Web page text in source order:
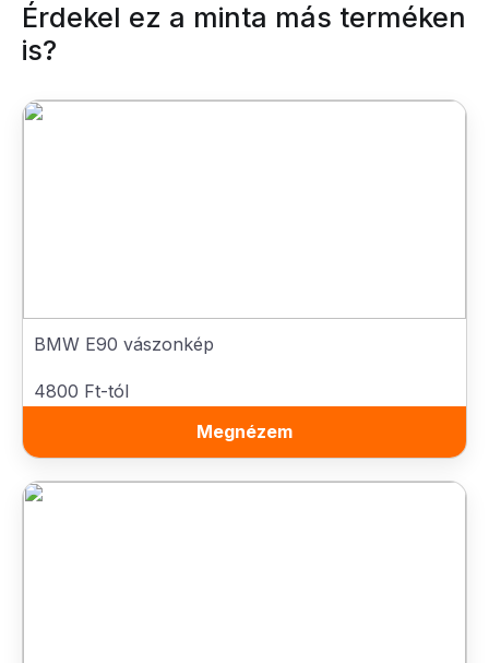
Érdekel ez a minta más terméken
is?
BMW E90 vászonkép
4800 Ft-tól
Megnézem